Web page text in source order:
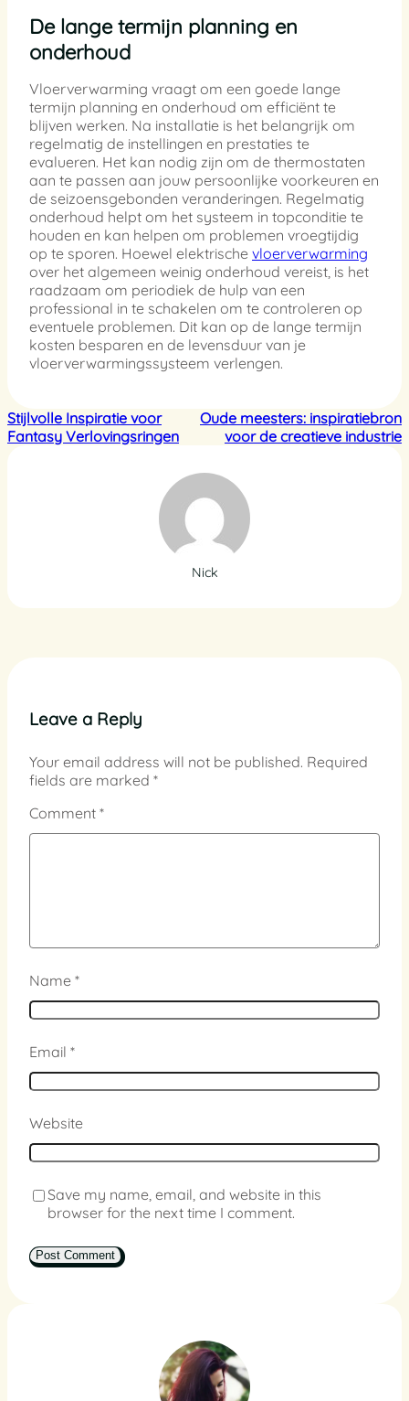
De lange termijn planning en
onderhoud
Vloerverwarming vraagt om een goede lange
termijn planning en onderhoud om efficiënt te
blijven werken. Na installatie is het belangrijk om
regelmatig de instellingen en prestaties te
evalueren. Het kan nodig zijn om de thermostaten
aan te passen aan jouw persoonlijke voorkeuren en
de seizoensgebonden veranderingen. Regelmatig
onderhoud helpt om het systeem in topconditie te
houden en kan helpen om problemen vroegtijdig
op te sporen. Hoewel elektrische vloerverwarming
over het algemeen weinig onderhoud vereist, is het
raadzaam om periodiek de hulp van een
professional in te schakelen om te controleren op
eventuele problemen. Dit kan op de lange termijn
kosten besparen en de levensduur van je
vloerverwarmingssysteem verlengen.
Stijlvolle Inspiratie voor
Fantasy Verlovingsringen
Oude meesters: inspiratiebron
voor de creatieve industrie
Nick
Leave a Reply
Your email address will not be published. Required
fields are marked *
Comment *
Name *
Email *
Website
Save my name, email, and website in this
browser for the next time I comment.